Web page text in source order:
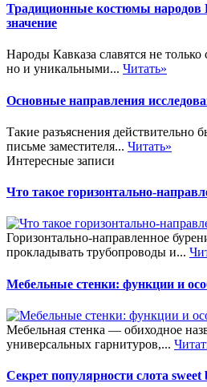
Традиционные костюмы народов
значение
Народы Кавказа славятся не только
но и уникальными... Читать»
Основные направления
Такие разъяснения действительно
письме заместителя... Читать»
Интересные записи
Что такое горизонтально-
Горизонтально-направленное
прокладывать трубопроводы и...
Мебельные стенки: функции и
Мебельная стенка — обиходное
универсальных гарнитуров,...
Секрет популярности слота sweet